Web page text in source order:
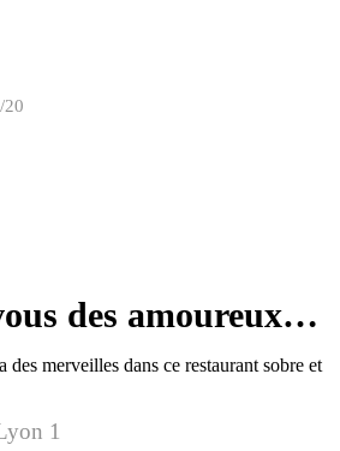
20
des amoureux…
des merveilles dans ce restaurant sobre et
1